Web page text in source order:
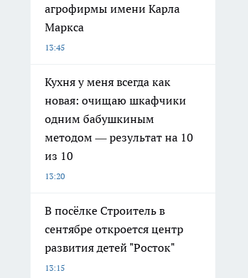
агрофирмы имени Карла
Маркса
13:45
Кухня у меня всегда как
новая: очищаю шкафчики
одним бабушкиным
методом — результат на 10
из 10
13:20
В посёлке Строитель в
сентябре откроется центр
развития детей "Росток"
13:15